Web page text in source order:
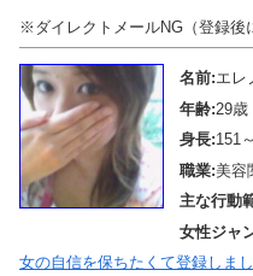
※ダイレクトメールNG（登録後
名前:エレ
年齢:29歳
身長:151
職業:美容
主な行動
女性ジャ
女の自信を保ちたくて登録しま